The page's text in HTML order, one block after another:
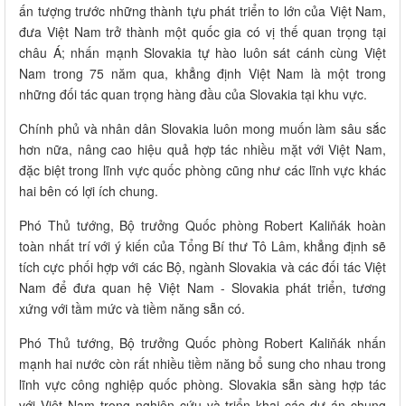
ấn tượng trước những thành tựu phát triển to lớn của Việt Nam,
đưa Việt Nam trở thành một quốc gia có vị thế quan trọng tại
châu Á; nhấn mạnh Slovakia tự hào luôn sát cánh cùng Việt
Nam trong 75 năm qua, khẳng định Việt Nam là một trong
những đối tác quan trọng hàng đầu của Slovakia tại khu vực.
Chính phủ và nhân dân Slovakia luôn mong muốn làm sâu sắc
hơn nữa, nâng cao hiệu quả hợp tác nhiều mặt với Việt Nam,
đặc biệt trong lĩnh vực quốc phòng cũng như các lĩnh vực khác
hai bên có lợi ích chung.
Phó Thủ tướng, Bộ trưởng Quốc phòng Robert Kaliňák hoàn
toàn nhất trí với ý kiến của Tổng Bí thư Tô Lâm, khẳng định sẽ
tích cực phối hợp với các Bộ, ngành Slovakia và các đối tác Việt
Nam để đưa quan hệ Việt Nam - Slovakia phát triển, tương
xứng với tầm mức và tiềm năng sẵn có.
Phó Thủ tướng, Bộ trưởng Quốc phòng Robert Kaliňák nhấn
mạnh hai nước còn rất nhiều tiềm năng bổ sung cho nhau trong
lĩnh vực công nghiệp quốc phòng. Slovakia sẵn sàng hợp tác